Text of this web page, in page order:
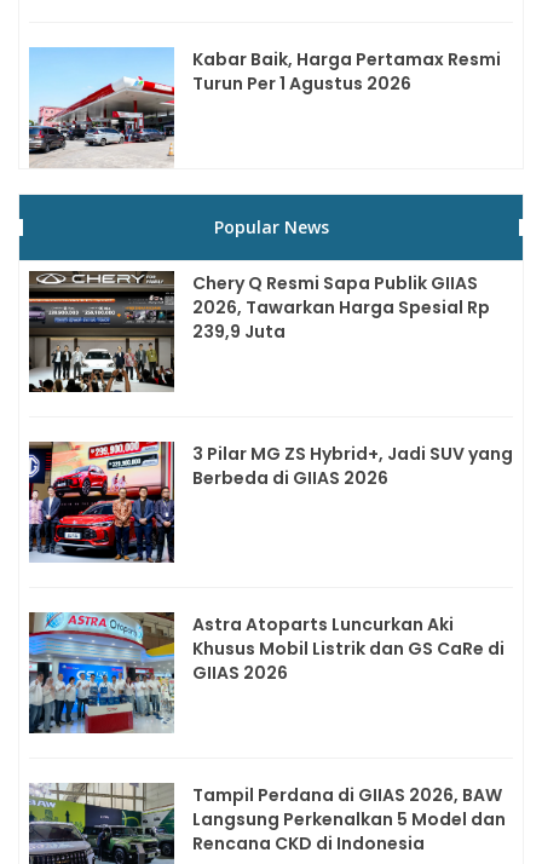
Kabar Baik, Harga Pertamax Resmi
Turun Per 1 Agustus 2026
Popular News
Chery Q Resmi Sapa Publik GIIAS
2026, Tawarkan Harga Spesial Rp
239,9 Juta
3 Pilar MG ZS Hybrid+, Jadi SUV yang
Berbeda di GIIAS 2026
Astra Atoparts Luncurkan Aki
Khusus Mobil Listrik dan GS CaRe di
GIIAS 2026
Tampil Perdana di GIIAS 2026, BAW
Langsung Perkenalkan 5 Model dan
Rencana CKD di Indonesia